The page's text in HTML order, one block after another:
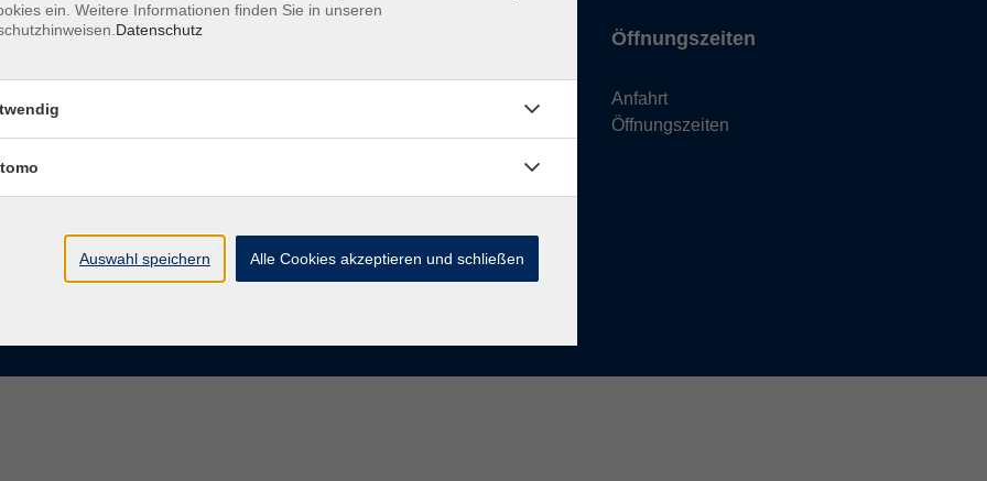
Kontaktformular
Öffnungszeiten
Anfahrt
Öffnungszeiten
ein. Weitere Informationen finden Sie in unseren
Datenschutz
Auswahl speichern Alle Cookies akzeptieren und schließen